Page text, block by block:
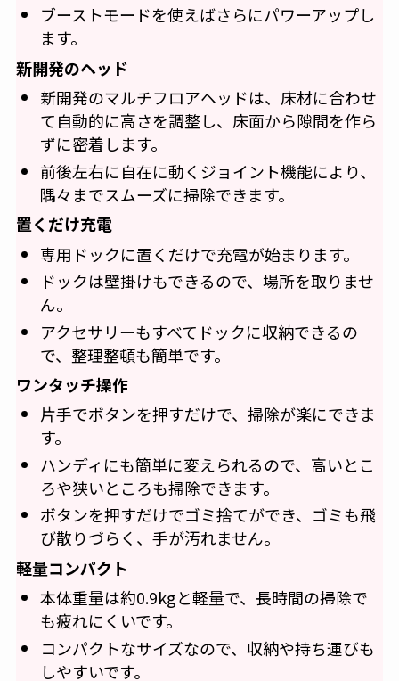
ブーストモードを使えばさらにパワーアップし
ます。
新開発のヘッド
新開発のマルチフロアヘッドは、床材に合わせ
て自動的に高さを調整し、床面から隙間を作ら
ずに密着します。
前後左右に自在に動くジョイント機能により、
隅々までスムーズに掃除できます。
置くだけ充電
専用ドックに置くだけで充電が始まります。
ドックは壁掛けもできるので、場所を取りませ
ん。
アクセサリーもすべてドックに収納できるの
で、整理整頓も簡単です。
ワンタッチ操作
片手でボタンを押すだけで、掃除が楽にできま
す。
ハンディにも簡単に変えられるので、高いとこ
ろや狭いところも掃除できます。
ボタンを押すだけでゴミ捨てができ、ゴミも飛
び散りづらく、手が汚れません。
軽量コンパクト
本体重量は約0.9kgと軽量で、長時間の掃除で
も疲れにくいです。
コンパクトなサイズなので、収納や持ち運びも
しやすいです。